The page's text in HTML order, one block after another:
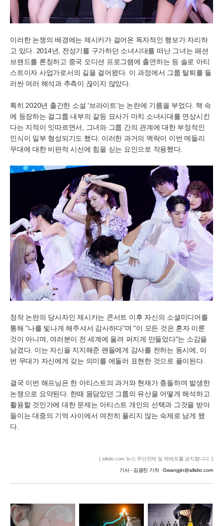
이러한 논쟁의 배경에는 제시카가 걸어온 독자적인 행보가 자리하
고 있다. 2014년, 전성기를 구가하던 소녀시대를 떠난 그녀는 패션
브랜드를 론칭하고 중국 오디션 프로그램에 출연하는 등 솔로 아티
스트이자 사업가로서의 길을 걸어왔다. 이 과정에서 그룹 탈퇴를 둘
러싼 여러 해석과 추측이 끊이지 않았다.
특히 2020년 출간한 소설 '브라이트'는 논란에 기름을 부었다. 책 속
에 등장하는 걸그룹 내부의 갈등 묘사가 마치 소녀시대를 연상시킨
다는 지적이 잇따르면서, 그녀와 그룹 간의 관계에 대한 부정적인
인식이 일부 형성되기도 했다. 이러한 과거의 맥락이 이번 메들리
무대에 대한 비판적 시선에 힘을 싣는 요인으로 작용했다.
정작 논란의 당사자인 제시카는 콘서트 이후 자신의 소셜미디어를
통해 "나를 빛나게 해주셔서 감사하다"며 "이 모든 것은 혼자 이룬
것이 아니며, 여러분이 전 세계에 울려 퍼지게 만들었다"는 소감을
남겼다. 이는 자신을 지지해준 팬들에게 감사를 전하는 동시에, 이
번 무대가 자신에게 갖는 의미를 에둘러 표현한 것으로 풀이된다.
결국 이번 해프닝은 한 아티스트의 과거와 현재가 충돌하며 발생한
논쟁으로 요약된다. 한때 몸담았던 그룹의 유산을 어떻게 해석하고
활용할 것인가에 대한 문제는 아티스트 개인의 선택과 그것을 받아
들이는 대중의 기억 사이에서 여전히 풀리지 않는 숙제로 남게 됐
다.
[ allidio.com 뉴스 무단전재 및 재배포를 금지합니다. ]
기사 - 김광진 기자 Gwangjin@allidio.com